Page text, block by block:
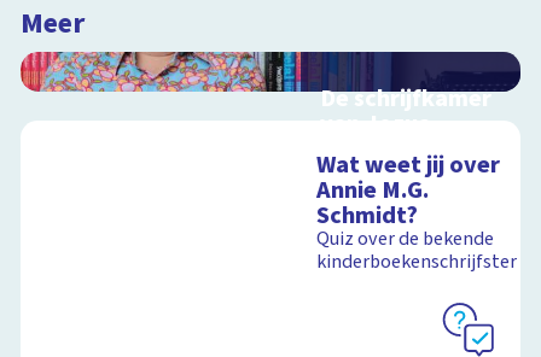
Meer
De schrijfkamer
van Jozua
Douglas
Interactieve
schoolplaat bij de
Kinderboekenweek
2018
Schoolplaat
Wat weet jij over
Annie M.G.
Schmidt?
Quiz over de bekende
kinderboekenschrijfster